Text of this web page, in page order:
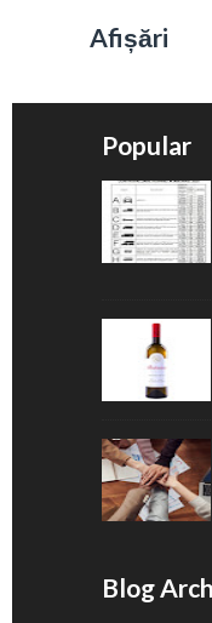
Afișări
Popular
Blog